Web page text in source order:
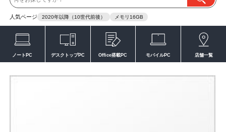
人気ページ 2020年以降（10世代前後） メモリ16GB
ノートPC デスクトップPC Office搭載PC モバイルPC 店舗一覧